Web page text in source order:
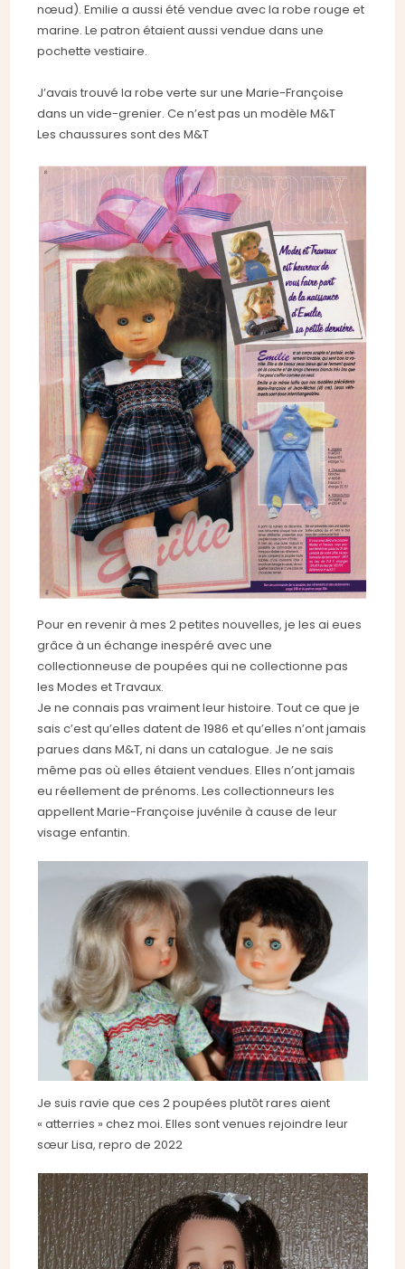
nœud). Emilie a aussi été vendue avec la robe rouge et
marine. Le patron étaient aussi vendue dans une
pochette vestiaire.
J’avais trouvé la robe verte sur une Marie-Françoise
dans un vide-grenier. Ce n’est pas un modèle M&T
Les chaussures sont des M&T
Pour en revenir à mes 2 petites nouvelles, je les ai eues
grâce à un échange inespéré avec une
collectionneuse de poupées qui ne collectionne pas
les Modes et Travaux.
Je ne connais pas vraiment leur histoire. Tout ce que je
sais c’est qu’elles datent de 1986 et qu’elles n’ont jamais
parues dans M&T, ni dans un catalogue. Je ne sais
même pas où elles étaient vendues. Elles n’ont jamais
eu réellement de prénoms. Les collectionneurs les
appellent Marie-Françoise juvénile à cause de leur
visage enfantin.
Je suis ravie que ces 2 poupées plutôt rares aient
« atterries » chez moi. Elles sont venues rejoindre leur
sœur Lisa, repro de 2022